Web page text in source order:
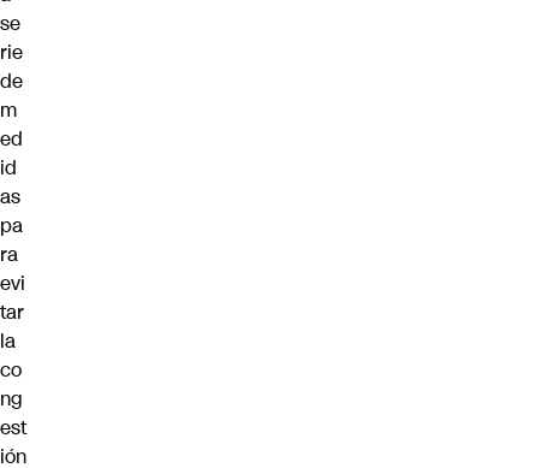
se
rie
de
m
ed
id
as
pa
ra
evi
tar
la
co
ng
est
ión